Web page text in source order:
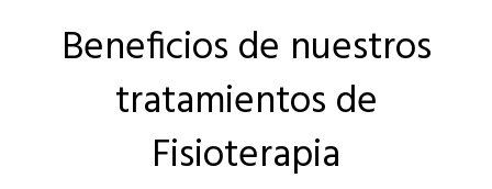
Beneficios de nuestros
tratamientos de
Fisioterapia